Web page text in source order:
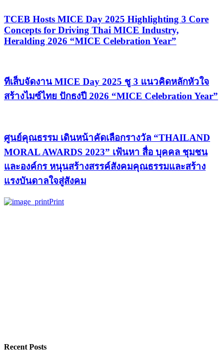
TCEB Hosts MICE Day 2025 Highlighting 3 Core
Concepts for Driving Thai MICE Industry,
Heralding 2026 “MICE Celebration Year”
ทีเส็บจัดงาน MICE Day 2025 ชู 3 แนวคิดหลักหัวใจ
สร้างไมซ์ไทย ปักธงปี 2026 “MICE Celebration Year”
ศูนย์คุณธรรม เดินหน้าคัดเลือกรางวัล “THAILAND
MORAL AWARDS 2023” เฟ้นหา สื่อ บุคคล ชุมชน
และองค์กร หนุนสร้างสรรค์สังคมคุณธรรมและสร้าง
แรงบันดาลใจสู่สังคม
Print
Recent Posts